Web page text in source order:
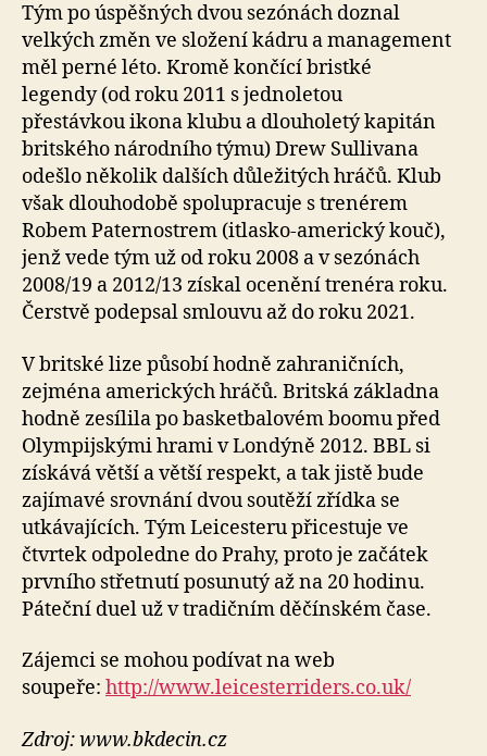
Tým po úspěšných dvou sezónách doznal
velkých změn ve složení kádru a management
měl perné léto. Kromě končící bristké
legendy (od roku 2011 s jednoletou
přestávkou ikona klubu a dlouholetý kapitán
britského národního týmu) Drew Sullivana
odešlo několik dalších důležitých hráčů. Klub
však dlouhodobě spolupracuje s trenérem
Robem Paternostrem (itlasko-americký kouč),
jenž vede tým už od roku 2008 a v sezónách
2008/19 a 2012/13 získal ocenění trenéra roku.
Čerstvě podepsal smlouvu až do roku 2021.
V britské lize působí hodně zahraničních,
zejména amerických hráčů. Britská základna
hodně zesílila po basketbalovém boomu před
Olympijskými hrami v Londýně 2012. BBL si
získává větší a větší respekt, a tak jistě bude
zajímavé srovnání dvou soutěží zřídka se
utkávajících. Tým Leicesteru přicestuje ve
čtvrtek odpoledne do Prahy, proto je začátek
prvního střetnutí posunutý až na 20 hodinu.
Páteční duel už v tradičním děčínském čase.
Zájemci se mohou podívat na web
soupeře: http://www.leicesterriders.co.uk/
Zdroj: www.bkdecin.cz